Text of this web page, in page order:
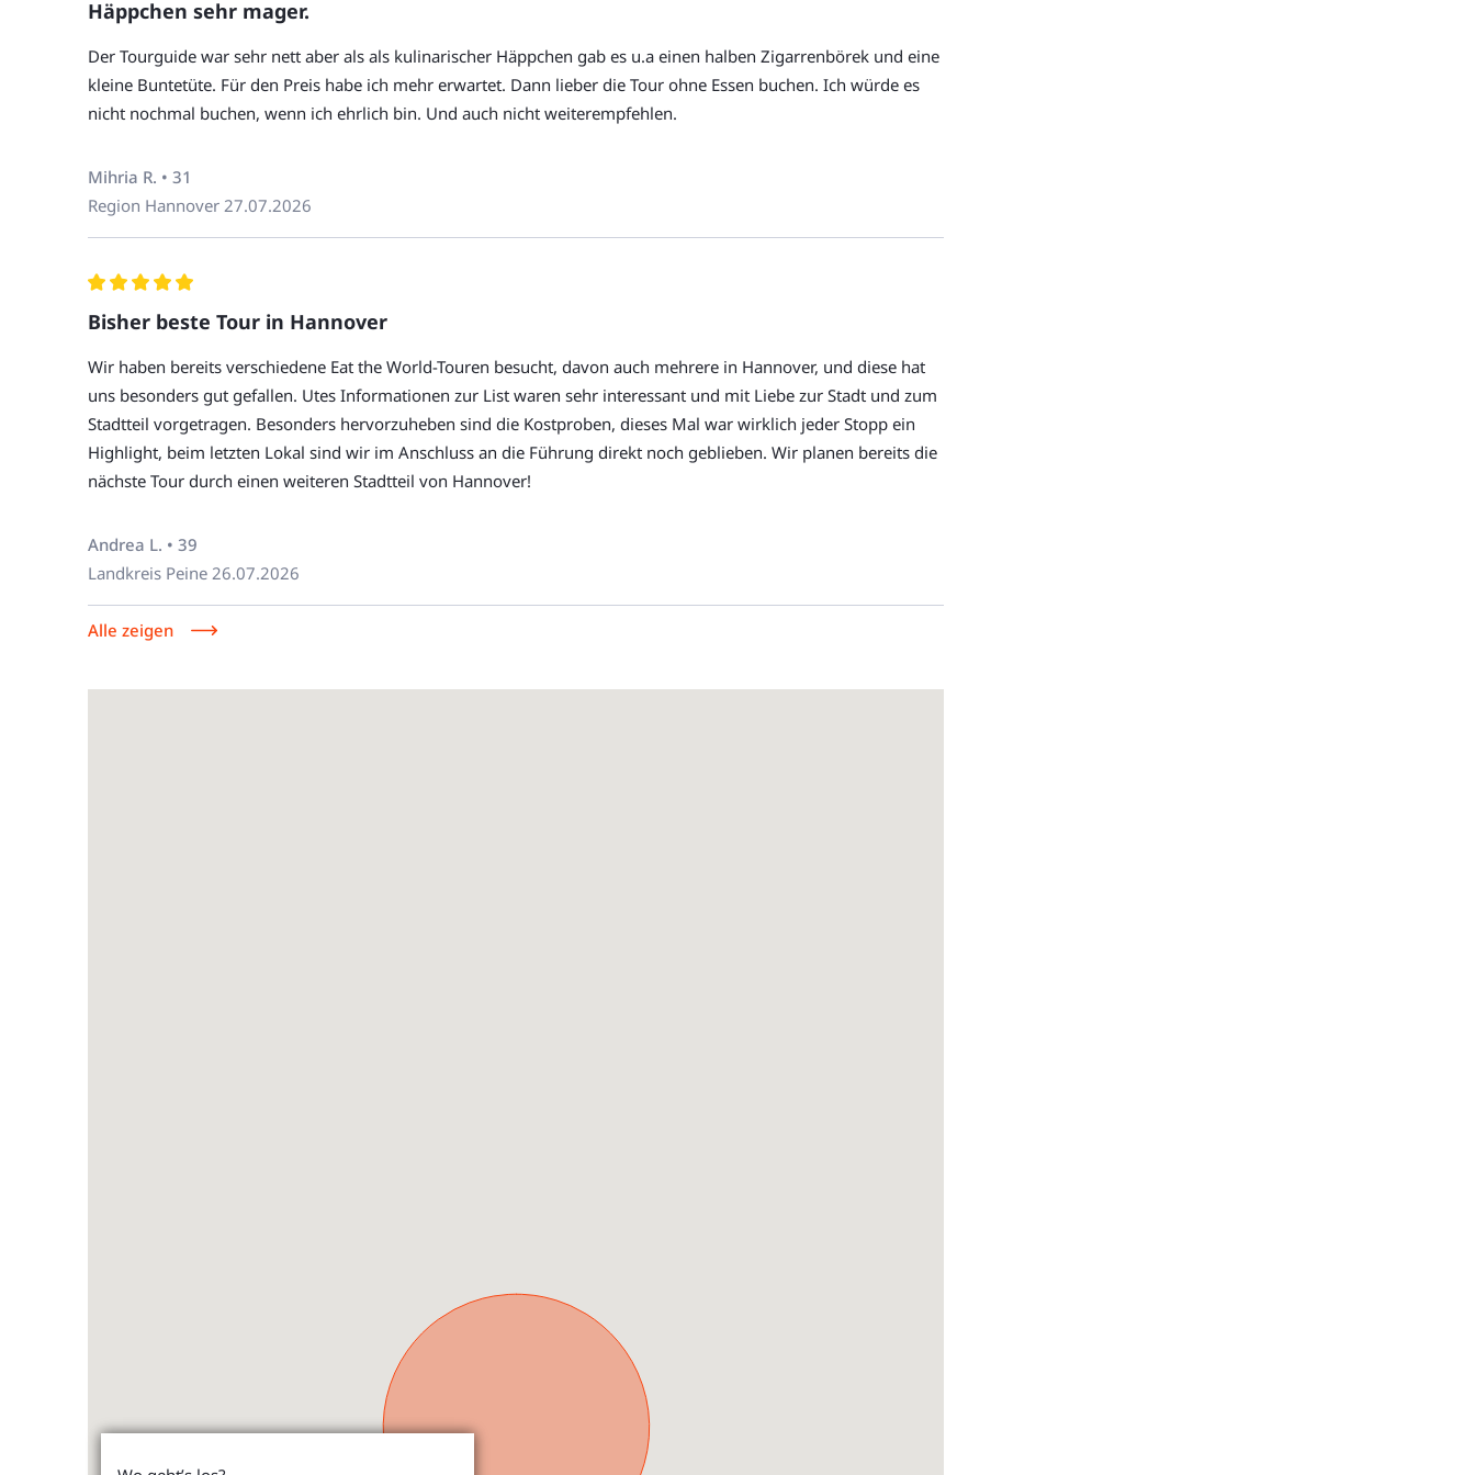
Die Tour findet größtenteils an der frischen Luft und bei jedem Wetter statt. Denken Sie an wetterfeste
Kleidung, ggf. einen Regenschirm und bequeme Schuhe!
Die Tour startet in der Nähe der Markuskirche. Den genauen Treffpunkt erhalten Sie in der
Buchungsbestätigung.
und kann auf Nachfrage gerne mitgeteilt werden.
Unsere Touren sind nicht barrierefrei. Wenn Sie Fragen haben, rufen Sie uns an unter +49 30 220 273 10.
Trinkgeld für den Tourguide
Häppchen sehr mager.
Der Tourguide war sehr nett aber als als kulinarischer Häppchen gab es u.a einen halben Zigarrenbörek und eine
kleine Buntetüte. Für den Preis habe ich mehr erwartet. Dann lieber die Tour ohne Essen buchen. Ich würde es
nicht nochmal buchen, wenn ich ehrlich bin. Und auch nicht weiterempfehlen.
Mihria R. • 31
Region Hannover 27.07.2026
Bisher beste Tour in Hannover
Wir haben bereits verschiedene Eat the World-Touren besucht, davon auch mehrere in Hannover, und diese hat
uns besonders gut gefallen. Utes Informationen zur List waren sehr interessant und mit Liebe zur Stadt und zum
Stadtteil vorgetragen. Besonders hervorzuheben sind die Kostproben, dieses Mal war wirklich jeder Stopp ein
Highlight, beim letzten Lokal sind wir im Anschluss an die Führung direkt noch geblieben. Wir planen bereits die
nächste Tour durch einen weiteren Stadtteil von Hannover!
Andrea L. • 39
Landkreis Peine 26.07.2026
Alle zeigen